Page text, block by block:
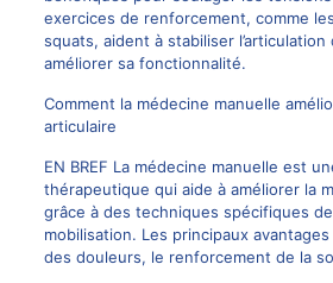
exercices de renforcement, comme
squats, aident à stabiliser
améliorer sa fonctionnalité.
Comment la médecine manuelle
articulaire
EN BREF La médecine manuelle est
thérapeutique qui aide à améliorer la
grâce à des techniques spécifiques
mobilisation. Les principaux
des douleurs, le renforcement de la